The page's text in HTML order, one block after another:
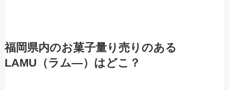
福岡県内のお菓子量り売りのある
LAMU（ラム―）はどこ？